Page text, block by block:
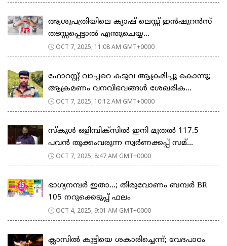
ആശുപത്രിയിലെ ക്യാഷ് ലെസ്സ് ഇന്‍ഷുറന്‍സ്
തടസ്സപ്പെട്ടാല്‍ എന്തുചെയ്യ...
OCT 7, 2025, 11:08 AM GMT+0000
ഫോറസ്റ്റ് വാച്ചറെ കടുവ ആക്രമിച്ചു കൊന്നു;
ആക്രമണം വനവിഭവങ്ങൾ ശേഖരിക...
OCT 7, 2025, 10:12 AM GMT+0000
സ്കൂൾ ഒളിമ്പിക്സിൽ ഇനി മുതൽ 117.5
പവൻ തൂക്കംവരുന്ന സ്വർണക്കപ്പ് സമ്...
OCT 7, 2025, 8:47 AM GMT+0000
ഭാഗ്യനമ്പർ ഇതാ…; തിരുവോണം ബമ്പർ BR
105 നറുക്കെടുപ്പ് ഫലം
OCT 4, 2025, 9:01 AM GMT+0000
ക്ലാസിൽ കുട്ടിയെ ശകാരിച്ചെന്ന്; വേദപാഠം